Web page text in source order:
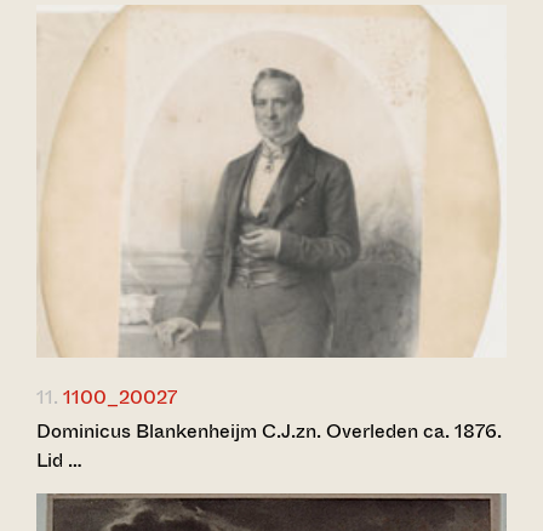
11. 1100_20027
Dominicus Blankenheijm C.J.zn. Overleden ca. 1876.
Lid …